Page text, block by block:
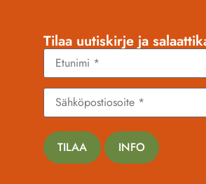
Tilaa uutiskirje ja
TILAA INFO